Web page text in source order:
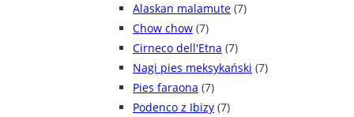
Alaskan malamute (7)
Chow chow (7)
Cirneco dell'Etna (7)
Nagi pies meksykański (7)
Pies faraona (7)
Podenco z Ibizy (7)